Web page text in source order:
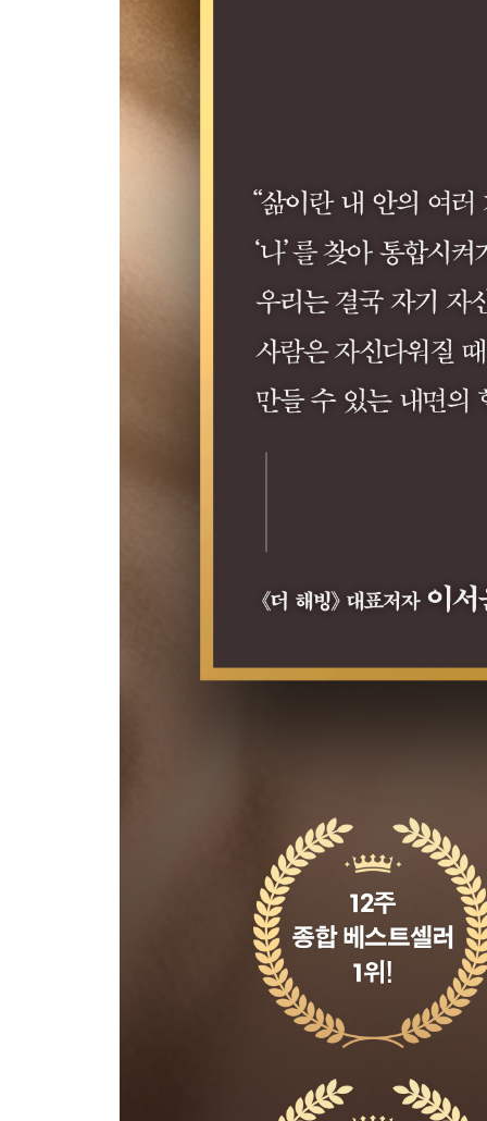
6부. 행운의 길을 걷다
33. 대나무 숲
34. 악연에 빠지는 이유
36. 고정관념을 깨라
37. 부자가 되기 어려운 세상
38. 매트릭스를 탈출하라
40. 새로운 길이 나타나다